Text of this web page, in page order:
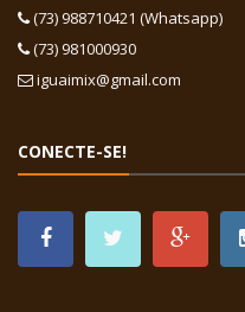
(73) 988710421 (Whatsapp)
(73) 981000930
iguaimix@gmail.com
CONECTE-SE!